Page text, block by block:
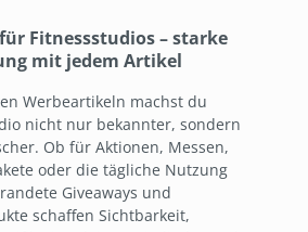
Fitnessstudios – starke
mit jedem Artikel
Werbeartikeln machst du
nicht nur bekannter, sondern
Ob für Aktionen, Messen,
oder die tägliche Nutzung
Giveaways und
schaffen Sichtbarkeit,